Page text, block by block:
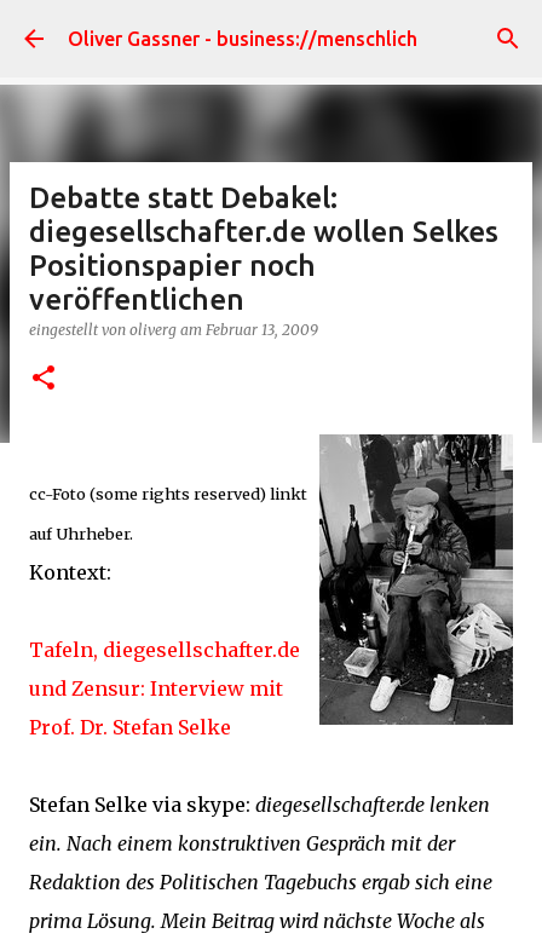
Direkt zum Hauptbereich
Oliver Gassner - business://menschlich
Debatte statt Debakel:
diegesellschafter.de wollen Selkes
Positionspapier noch
veröffentlichen
eingestellt von oliverg am Februar 13, 2009
cc-Foto (some rights reserved) linkt
auf Uhrheber.
Kontext:
Tafeln, diegesellschafter.de
und Zensur: Interview mit
Prof. Dr. Stefan Selke
Stefan Selke via skype: diegesellschafter.de lenken
ein. Nach einem konstruktiven Gespräch mit der
Redaktion des Politischen Tagebuchs ergab sich eine
prima Lösung. Mein Beitrag wird nächste Woche als